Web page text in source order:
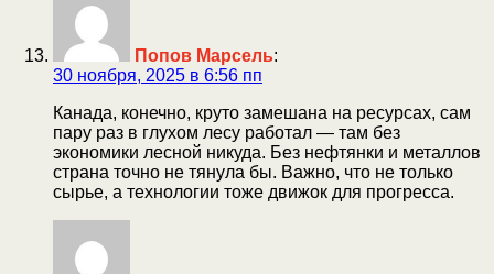
Попов Марсель:
30 ноября, 2025 в 6:56 пп
Канада, конечно, круто замешана на ресурсах, сам
пару раз в глухом лесу работал — там без
экономики лесной никуда. Без нефтянки и металлов
страна точно не тянула бы. Важно, что не только
сырье, а технологии тоже движок для прогресса.